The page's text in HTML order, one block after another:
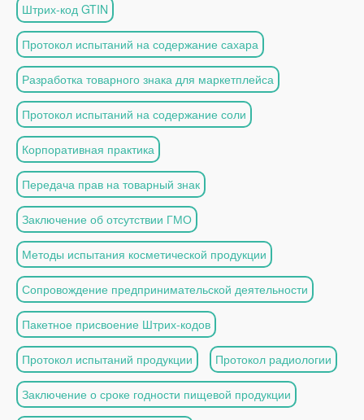
Штрих-код GTIN
Протокол испытаний на содержание сахара
Разработка товарного знака для маркетплейса
Протокол испытаний на содержание соли
Корпоративная практика
Передача прав на товарный знак
Заключение об отсутствии ГМО
Методы испытания косметической продукции
Сопровождение предпринимательской деятельности
Пакетное присвоение Штрих-кодов
Протокол испытаний продукции Протокол радиологии
Заключение о сроке годности пищевой продукции